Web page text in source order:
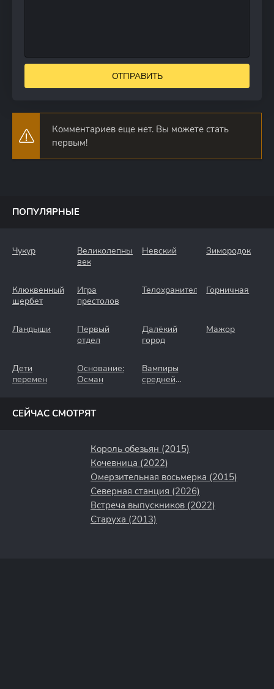
ОТПРАВИТЬ
Комментариев еще нет. Вы можете стать
первым!
ПОПУЛЯРНЫЕ
Чукур
Великолепный
век
Невский Зимородок
Клюквенный
щербет
Игра
престолов
Телохранители Горничная
Ландыши
Первый
отдел
Далёкий
город
Мажор
Дети
перемен
Основание:
Осман
Вампиры
средней
СЕЙЧАС СМОТРЯТ
Король обезьян (2015)
Кочевница (2022)
Омерзительная восьмерка (2015)
Северная станция (2026)
Встреча выпускников (2022)
Старуха (2013)